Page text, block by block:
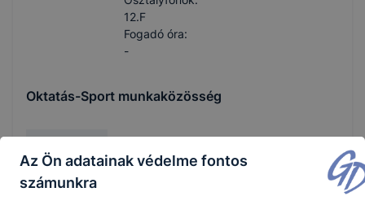
12.F
Fogadó óra:
-
Oktatás-Sport munkaközösség
Avram Karolina
Az Ön adatainak védelme fontos
számunkra